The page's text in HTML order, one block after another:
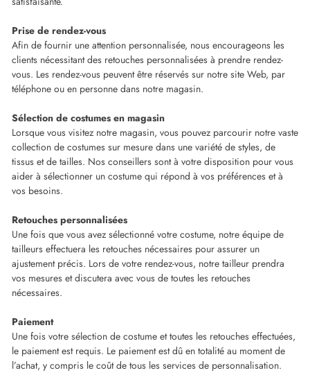
Prise de rendez-vous
Afin de fournir une attention personnalisée, nous encourageons les
clients nécessitant des retouches personnalisées à prendre rendez-
vous. Les rendez-vous peuvent être réservés sur notre site Web, par
téléphone ou en personne dans notre magasin.
Sélection de costumes en magasin
Lorsque vous visitez notre magasin, vous pouvez parcourir notre vaste
collection de costumes sur mesure dans une variété de styles, de
tissus et de tailles. Nos conseillers sont à votre disposition pour vous
aider à sélectionner un costume qui répond à vos préférences et à
vos besoins.
Retouches personnalisées
Une fois que vous avez sélectionné votre costume, notre équipe de
tailleurs effectuera les retouches nécessaires pour assurer un
ajustement précis. Lors de votre rendez-vous, notre tailleur prendra
vos mesures et discutera avec vous de toutes les retouches
nécessaires.
Paiement
Une fois votre sélection de costume et toutes les retouches effectuées,
le paiement est requis. Le paiement est dû en totalité au moment de
l’achat, y compris le coût de tous les services de personnalisation.